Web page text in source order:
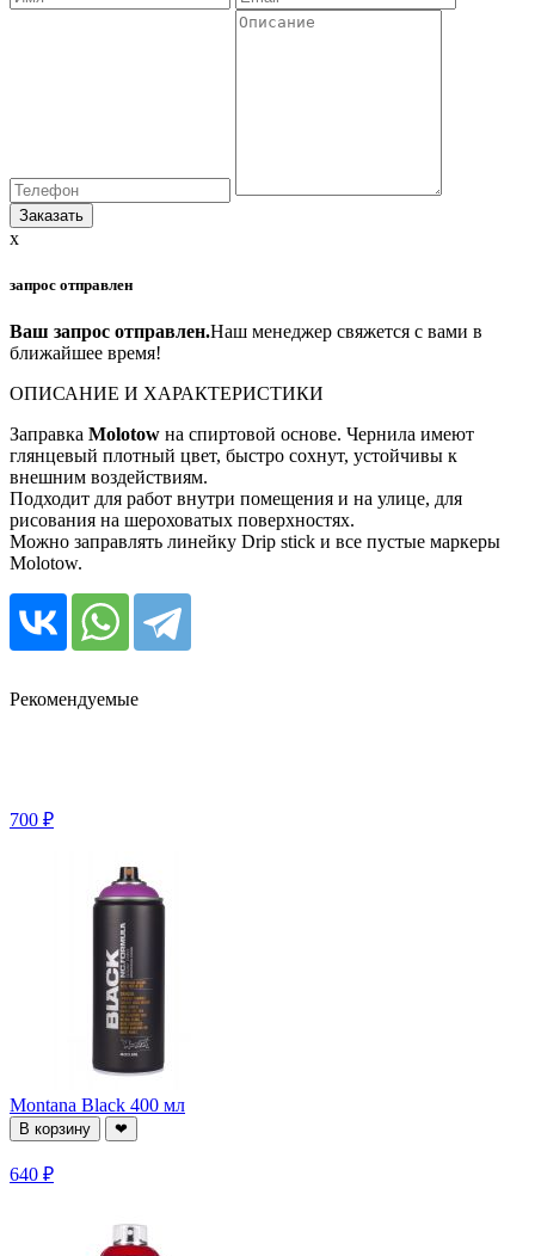
x
запрос отправлен
Ваш запрос отправлен.Наш менеджер свяжется с вами в
ближайшее время!
ОПИСАНИЕ И ХАРАКТЕРИСТИКИ
Заправка Molotow на спиртовой основе. Чернила имеют
глянцевый плотный цвет, быстро сохнут, устойчивы к
внешним воздействиям.
Подходит для работ внутри помещения и на улице, для
рисования на шероховатых поверхностях.
Можно заправлять линейку Drip stick и все пустые маркеры
Molotow.
Рекомендуемые
700 ₽
Montana Black 400 мл
В корзину ❤
640 ₽